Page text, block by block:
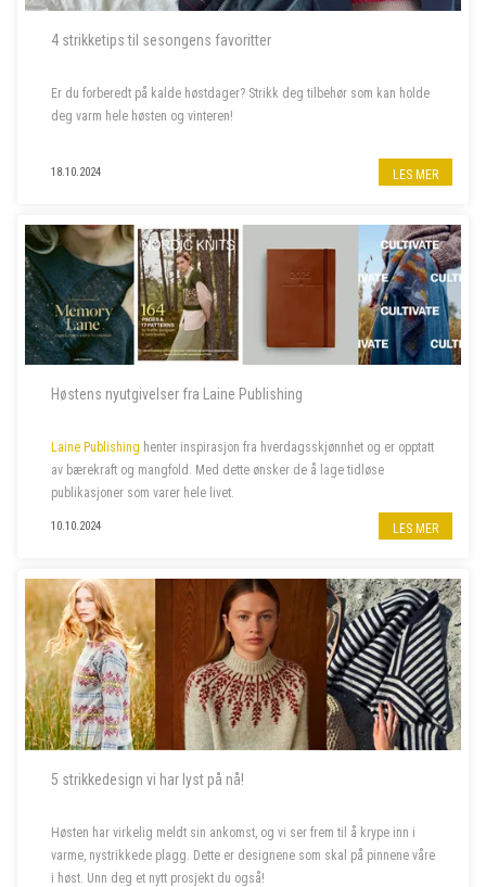
4 strikketips til sesongens favoritter
Er du forberedt på kalde høstdager? Strikk deg tilbehør som kan holde
deg varm hele høsten og vinteren!
18.10.2024 LES MER
Høstens nyutgivelser fra Laine Publishing
Laine Publishing henter inspirasjon fra hverdagsskjønnhet og er opptatt
av bærekraft og mangfold. Med dette ønsker de å lage tidløse
publikasjoner som varer hele livet.
10.10.2024 LES MER
5 strikkedesign vi har lyst på nå!
Høsten har virkelig meldt sin ankomst, og vi ser frem til å krype inn i
varme, nystrikkede plagg. Dette er designene som skal på pinnene våre
i høst. Unn deg et nytt prosjekt du også!